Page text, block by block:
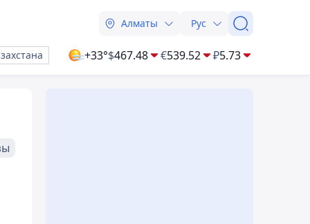
Алматы Рус
+33°$467.48 €539.52 ₽5.73